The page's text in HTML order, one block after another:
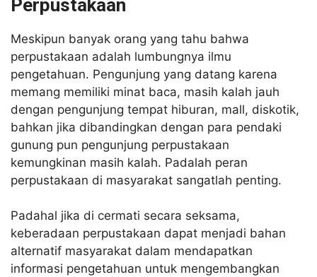
Perpustakaan
Meskipun banyak orang yang tahu bahwa
perpustakaan adalah lumbungnya ilmu
pengetahuan. Pengunjung yang datang karena
memang memiliki minat baca, masih kalah jauh
dengan pengunjung tempat hiburan, mall, diskotik,
bahkan jika dibandingkan dengan para pendaki
gunung pun pengunjung perpustakaan
kemungkinan masih kalah. Padalah peran
perpustakaan di masyarakat sangatlah penting.
Padahal jika di cermati secara seksama,
keberadaan perpustakaan dapat menjadi bahan
alternatif masyarakat dalam mendapatkan
informasi pengetahuan untuk mengembangkan